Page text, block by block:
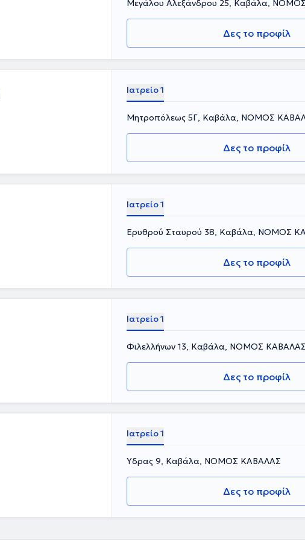
Μεγάλου Αλεξάνδρου 25, Καβάλα,
Δες το προφίλ
Ιατρείο 1
Μητροπόλεως 5Γ, Καβάλα, ΝΟΜΟΣ
Δες το προφίλ
Ιατρείο 1
Ερυθρού Σταυρού 38, Καβάλα, ΝΟΜΟΣ
Δες το προφίλ
Ιατρείο 1
Φιλελλήνων 13, Καβάλα, ΝΟΜΟΣ
Δες το προφίλ
Ιατρείο 1
Ύδρας 9, Καβάλα, ΝΟΜΟΣ ΚΑΒΑΛΑΣ
Δες το προφίλ